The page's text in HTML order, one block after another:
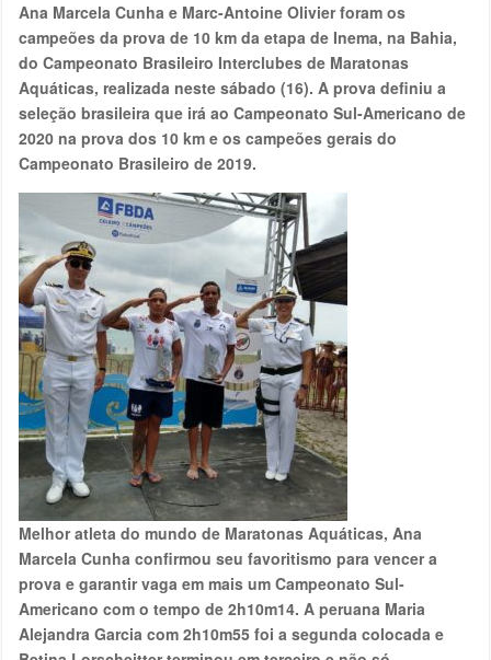
Ana Marcela Cunha e Marc-Antoine Olivier foram os
campeões da prova de 10 km da etapa de Inema, na Bahia,
do Campeonato Brasileiro Interclubes de Maratonas
Aquáticas, realizada neste sábado (16). A prova definiu a
seleção brasileira que irá ao Campeonato Sul-Americano de
2020 na prova dos 10 km e os campeões gerais do
Campeonato Brasileiro de 2019.
Melhor atleta do mundo de Maratonas Aquáticas, Ana
Marcela Cunha confirmou seu favoritismo para vencer a
prova e garantir vaga em mais um Campeonato Sul-
Americano com o tempo de 2h10m14. A peruana Maria
Alejandra Garcia com 2h10m55 foi a segunda colocada e